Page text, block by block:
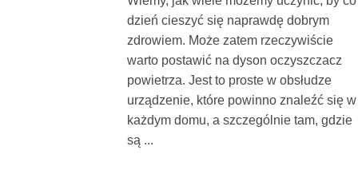
dzień cieszyć się naprawdę dobrym
zdrowiem. Może zatem rzeczywiście
warto postawić na dyson oczyszczacz
powietrza. Jest to proste w obsłudze
urządzenie, które powinno znaleźć się w
każdym domu, a szczególnie tam, gdzie
są ...